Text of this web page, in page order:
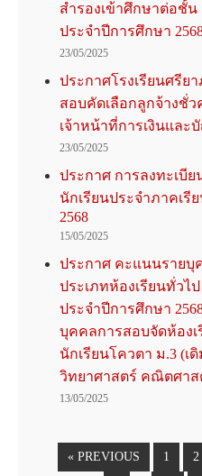
สำรองเข้าศึกษาต่อชั้น
ประจำปีการศึกษา
23/05/2025
ประกาศโรงเรียนศรียา
สอบคัดเลือกลูกจ้างชั่ว
เจ้าหน้าที่การเงินและ
23/05/2025
ประกาศ การลงทะเบี
นักเรียนประจำภาคเรี
2568
15/05/2025
ประกาศ คะแนนรายบุ
ประเภทห้องเรียนทั่วไ
ประจำปีการศึกษา
บุคคลการสอบจัดห้องเ
นักเรียนโควตา ม.3 (เ
วิทยาศาสตร์ คณิตศาส
13/05/2025
« PREVIOUS 1 2